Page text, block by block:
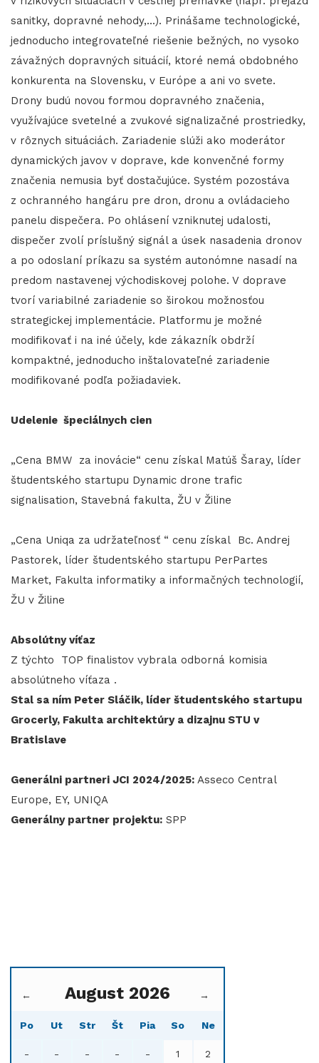
sanitky, dopravné nehody,...). Prinášame technologické,
jednoducho integrovateľné riešenie bežných, no vysoko
závažných dopravných situácií, ktoré nemá obdobného
konkurenta na Slovensku, v Európe a ani vo svete.
Drony budú novou formou dopravného značenia,
využívajúce svetelné a zvukové signalizačné prostriedky,
v rôznych situáciách. Zariadenie slúži ako moderátor
dynamických javov v doprave, kde konvenčné formy
značenia nemusia byť dostačujúce. Systém pozostáva
z ochranného hangáru pre dron, dronu a ovládacieho
panelu dispečera. Po ohlásení vzniknutej udalosti,
dispečer zvolí príslušný signál a úsek nasadenia dronov
a po odoslaní príkazu sa systém autonómne nasadí na
predom nastavenej východiskovej polohe. V doprave
tvorí variabilné zariadenie so širokou možnosťou
strategickej implementácie. Platformu je možné
modifikovať i na iné účely, kde zákazník obdrží
kompaktné, jednoducho inštalovateľné zariadenie
modifikované podľa požiadaviek.
Udelenie špeciálnych cien
„Cena BMW za inovácie“ cenu získal Matúš Šaray, líder
študentského startupu Dynamic drone trafic
signalisation, Stavebná fakulta, ŽU v Žiline
„Cena Uniqa za udržateľnosť “ cenu získal Bc. Andrej
Pastorek, líder študentského startupu PerPartes
Market, Fakulta informatiky a informačných technologií,
ŽU v Žiline
Absolútny víťaz
Z týchto TOP finalistov vybrala odborná komisia
absolútneho víťaza .
Stal sa ním Peter Sláčik, líder študentského startupu
Grocerly, Fakulta architektúry a dizajnu STU v
Bratislave
Generálni partneri JCI 2024/2025: Asseco Central
Europe, EY, UNIQA
Generálny partner projektu: SPP
← August 2026 →
Po Ut Str Št Pia So Ne
- - - - - 1 2